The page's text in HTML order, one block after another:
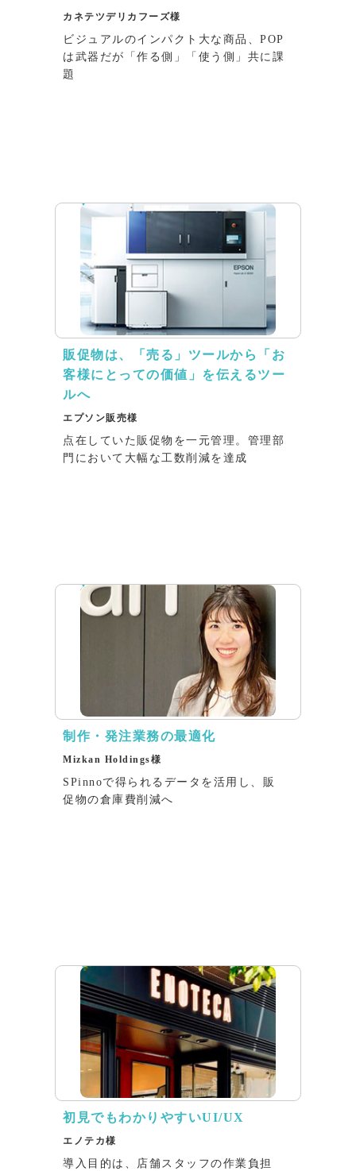
カネテツデリカフーズ様
ビジュアルのインパクト大な商品、POP
は武器だが「作る側」「使う側」共に課
題
販促物は、「売る」ツールから「お
客様にとっての価値」を伝えるツー
ルへ
エプソン販売様
点在していた販促物を一元管理。管理部
門において大幅な工数削減を達成
制作・発注業務の最適化
Mizkan Holdings様
SPinnoで得られるデータを活用し、販
促物の倉庫費削減へ
初見でもわかりやすいUI/UX
エノテカ様
導入目的は、店舗スタッフの作業負担